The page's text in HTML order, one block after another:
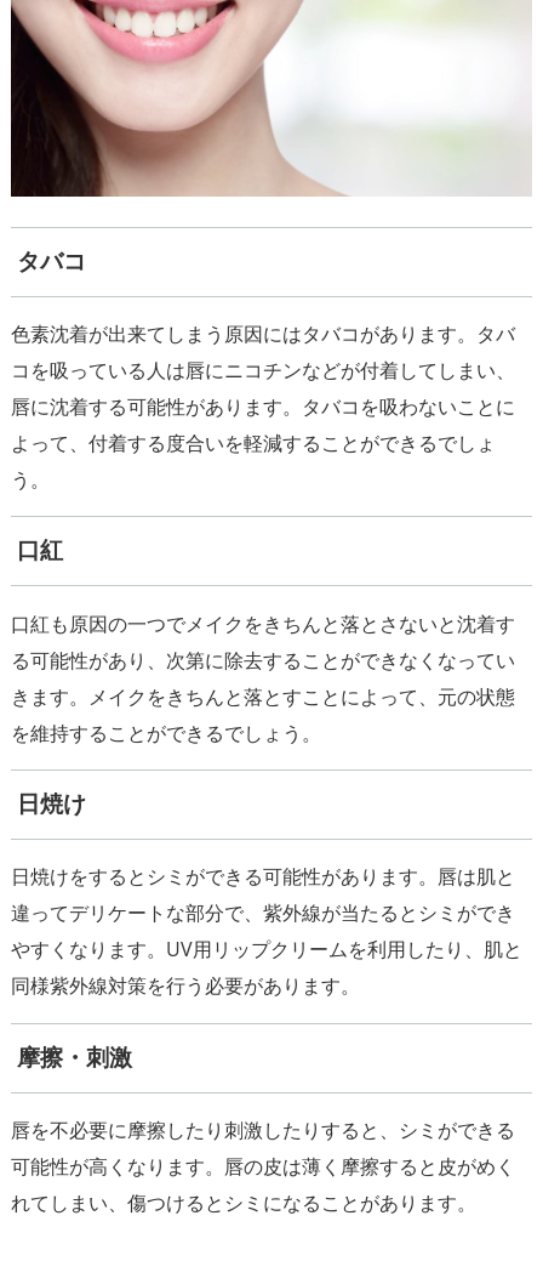
タバコ
色素沈着が出来てしまう原因にはタバコがあります。タバ
コを吸っている人は唇にニコチンなどが付着してしまい、
唇に沈着する可能性があります。タバコを吸わないことに
よって、付着する度合いを軽減することができるでしょ
口紅
口紅も原因の一つでメイクをきちんと落とさないと沈着す
る可能性があり、次第に除去することができなくなってい
きます。メイクをきちんと落とすことによって、元の状態
日焼け
日焼けをするとシミができる可能性があります。唇は肌と
違ってデリケートな部分で、紫外線が当たるとシミができ
やすくなります。UV用リップクリームを利用したり、肌と
摩擦・刺激
唇を不必要に摩擦したり刺激したりすると、シミができる
可能性が高くなります。唇の皮は薄く摩擦すると皮がめく
れてしまい、傷つけるとシミになることがあります。